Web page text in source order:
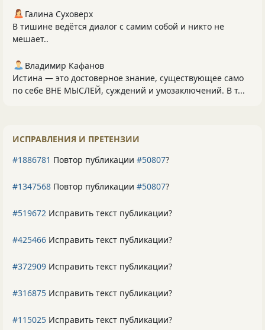
Галина Суховерх
В тишине ведётся диалог с самим собой и никто не
мешает..
Владимир Кафанов
Истина — это достоверное знание, существующее само
по себе ВНЕ МЫСЛЕЙ, суждений и умозаключений. В т...
ИСПРАВЛЕНИЯ И ПРЕТЕНЗИИ
#1886781 Повтор публикации #50807?
#1347568 Повтор публикации #50807?
#519672 Исправить текст публикации?
#425466 Исправить текст публикации?
#372909 Исправить текст публикации?
#316875 Исправить текст публикации?
#115025 Исправить текст публикации?